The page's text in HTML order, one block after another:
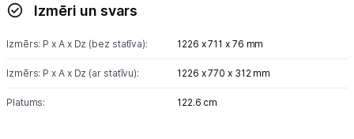
Izmēri un svars
Izmērs: P x A x Dz (bez statīva): 1226 x 711 x 76 mm
Izmērs: P x A x Dz (ar statīvu): 1226 x 770 x 312 mm
Platums: 122.6 cm